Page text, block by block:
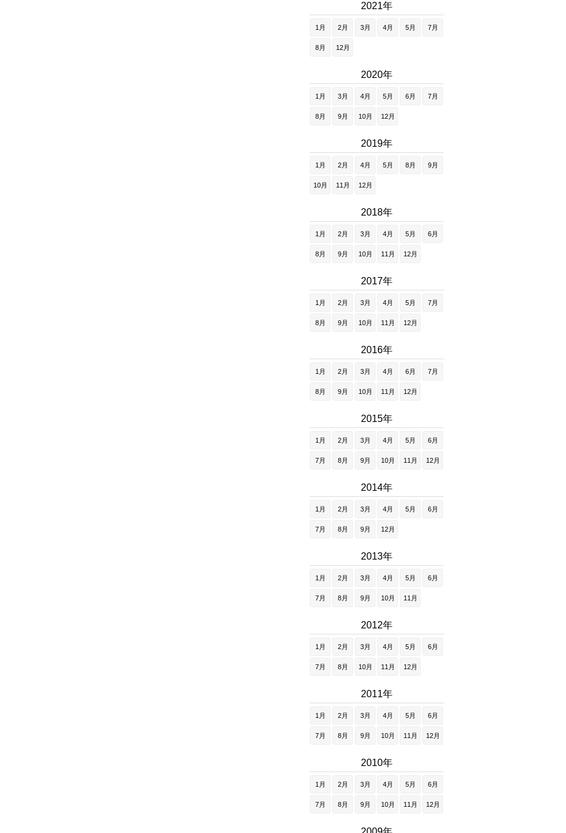
2021年
1月 2月 3月 4月 5月 7月
8月 12月
2020年
1月 3月 4月 5月 6月 7月
8月 9月 10月 12月
2019年
1月 2月 4月 5月 8月 9月
10月 11月 12月
2018年
1月 2月 3月 4月 5月 6月
8月 9月 10月 11月 12月
2017年
1月 2月 3月 4月 5月 7月
8月 9月 10月 11月 12月
2016年
1月 2月 3月 4月 6月 7月
8月 9月 10月 11月 12月
2015年
1月 2月 3月 4月 5月 6月
7月 8月 9月 10月 11月 12月
2014年
1月 2月 3月 4月 5月 6月
7月 8月 9月 12月
2013年
1月 2月 3月 4月 5月 6月
7月 8月 9月 10月 11月
2012年
1月 2月 3月 4月 5月 6月
7月 8月 10月 11月 12月
2011年
1月 2月 3月 4月 5月 6月
7月 8月 9月 10月 11月 12月
2010年
1月 2月 3月 4月 5月 6月
7月 8月 9月 10月 11月 12月